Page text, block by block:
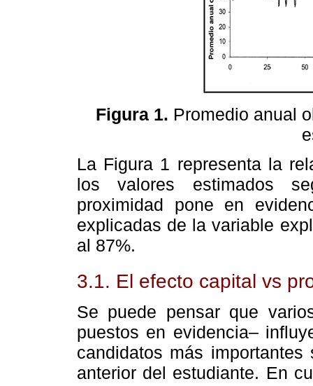
Figura 1. Promedio anual
La Figura 1 representa la
los valores estimados
proximidad pone en
explicadas de la variable
al 87%.
3.1. El efecto capital vs
Se puede pensar que
puestos en evidencia–
candidatos más
anterior del estudiante. En